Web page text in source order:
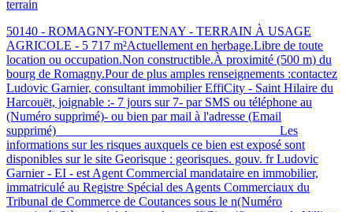
terrain
50140 - ROMAGNY-FONTENAY - TERRAIN À USAGE
AGRICOLE - 5 717 m²Actuellement en herbage.Libre de toute
location ou occupation.Non constructible.À proximité (500 m) du
bourg de Romagny.Pour de plus amples renseignements :contactez
Ludovic Garnier, consultant immobilier EffiCity - Saint Hilaire du
Harcouët, joignable :- 7 jours sur 7- par SMS ou téléphone au
(Numéro supprimé)- ou bien par mail à l'adresse (Email
supprimé)___________________________________ Les
informations sur les risques auxquels ce bien est exposé sont
disponibles sur le site Georisque : georisques. gouv. fr Ludovic
Garnier - EI - est Agent Commercial mandataire en immobilier,
immatriculé au Registre Spécial des Agents Commerciaux du
Tribunal de Commerce de Coutances sous le n(Numéro